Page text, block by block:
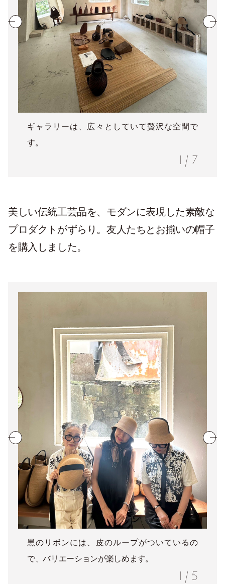
ギャラリーは、広々としていて贅沢な空間で
す。
1 / 7
美しい伝統工芸品を、モダンに表現した素敵な
プロダクトがずらり。友人たちとお揃いの帽子
を購入しました。
黒のリボンには、皮のループがついているの
で、バリエーションが楽しめます。
1 / 5